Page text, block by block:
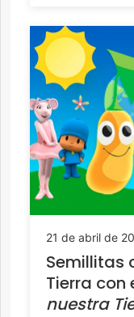
21 de abril de
Semillitas
Tierra con
nuestra